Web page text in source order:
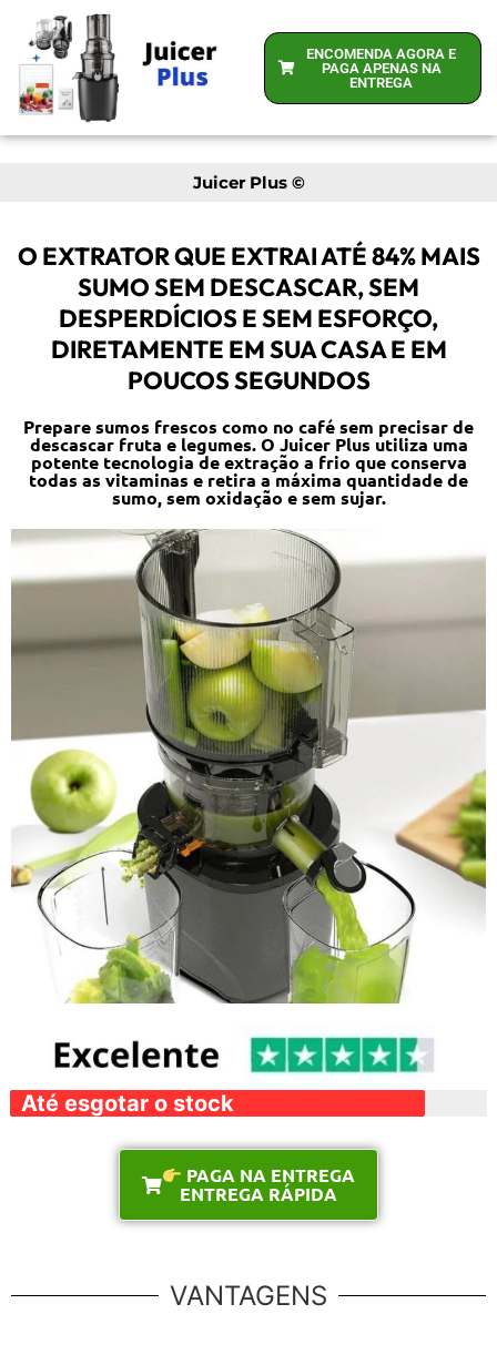
ENCOMENDA AGORA E
PAGA APENAS NA
ENTREGA
Juicer Plus ©
O EXTRATOR QUE EXTRAI ATÉ 84% MAIS
SUMO SEM DESCASCAR, SEM
DESPERDÍCIOS E SEM ESFORÇO,
DIRETAMENTE EM SUA CASA E EM
POUCOS SEGUNDOS
Prepare sumos frescos como no café sem precisar de
descascar fruta e legumes. O Juicer Plus utiliza uma
potente tecnologia de extração a frio que conserva
todas as vitaminas e retira a máxima quantidade de
sumo, sem oxidação e sem sujar.
Até esgotar o stock
PAGA NA ENTREGA
ENTREGA RÁPIDA
VANTAGENS